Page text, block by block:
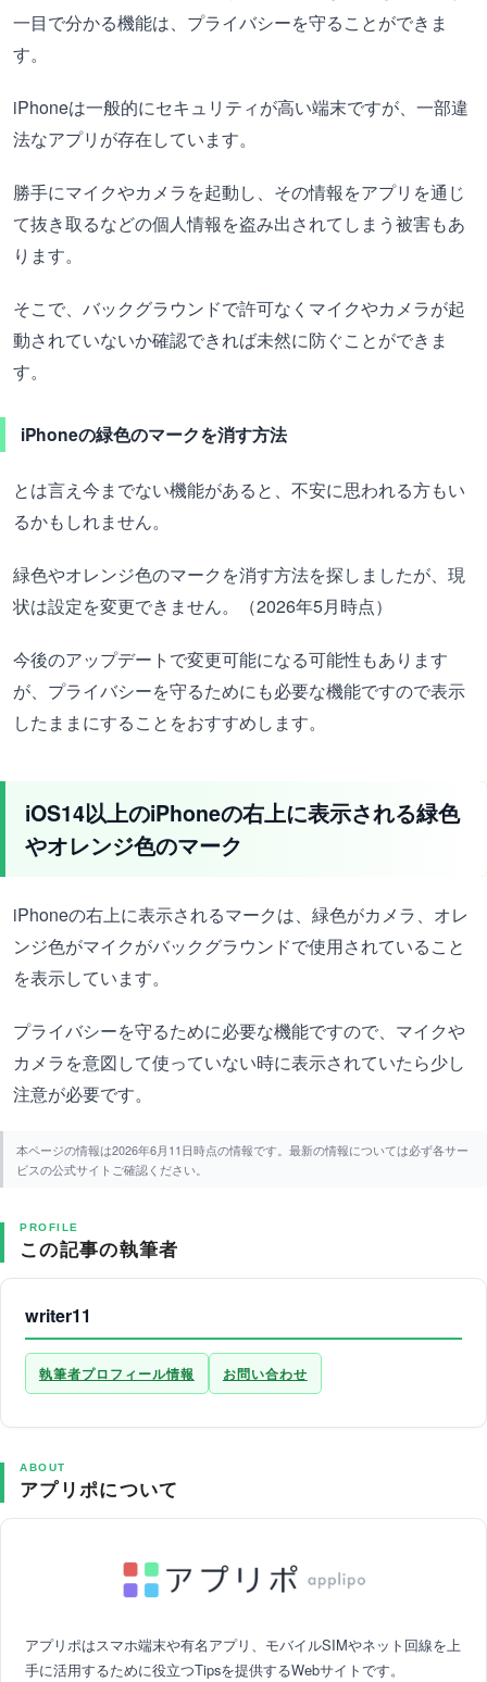
一目で分かる機能は、プライバシーを守ることができま
す。
iPhoneは一般的にセキュリティが高い端末ですが、一部違
法なアプリが存在しています。
勝手にマイクやカメラを起動し、その情報をアプリを通じ
て抜き取るなどの個人情報を盗み出されてしまう被害もあ
ります。
そこで、バックグラウンドで許可なくマイクやカメラが起
動されていないか確認できれば未然に防ぐことができま
す。
iPhoneの緑色のマークを消す方法
とは言え今までない機能があると、不安に思われる方もい
るかもしれません。
緑色やオレンジ色のマークを消す方法を探しましたが、現
状は設定を変更できません。（2026年5月時点）
今後のアップデートで変更可能になる可能性もあります
が、プライバシーを守るためにも必要な機能ですので表示
したままにすることをおすすめします。
iOS14以上のiPhoneの右上に表示される緑色
やオレンジ色のマーク
iPhoneの右上に表示されるマークは、緑色がカメラ、オレ
ンジ色がマイクがバックグラウンドで使用されていること
を表示しています。
プライバシーを守るために必要な機能ですので、マイクや
カメラを意図して使っていない時に表示されていたら少し
注意が必要です。
本ページの情報は2026年6月11日時点の情報です。最新の情報については必ず各サー
ビスの公式サイトご確認ください。
PROFILE
この記事の執筆者
writer11
執筆者プロフィール情報 お問い合わせ
ABOUT
アプリポについて
アプリポはスマホ端末や有名アプリ、モバイルSIMやネット回線を上
手に活用するために役立つTipsを提供するWebサイトです。